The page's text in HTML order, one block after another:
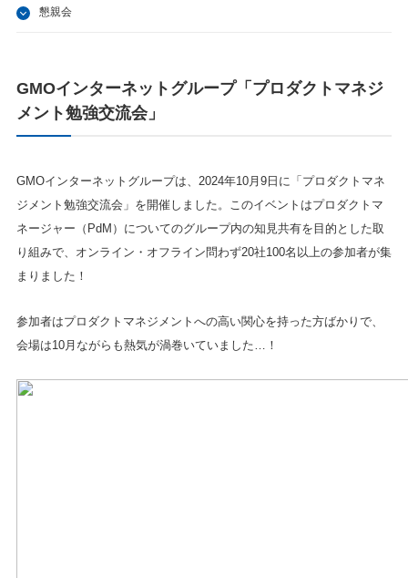
懇親会
GMOインターネットグループ「プロダクトマネジ
メント勉強交流会」
GMOインターネットグループは、2024年10月9日に「プロダクトマネ
ジメント勉強交流会」を開催しました。このイベントはプロダクトマ
ネージャー（PdM）についてのグループ内の知見共有を目的とした取
り組みで、オンライン・オフライン問わず20社100名以上の参加者が集
まりました！
参加者はプロダクトマネジメントへの高い関心を持った方ばかりで、
会場は10月ながらも熱気が渦巻いていました…！